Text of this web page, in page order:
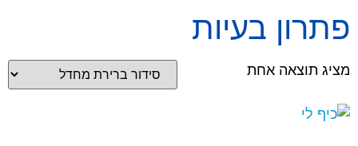
פתרון בעיות
מציג תוצאה אחת